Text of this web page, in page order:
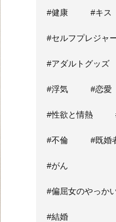
#健康 #キス
#セルフプレジャ
#アダルトグッズ
#浮気 #恋愛
#性欲と情熱
#不倫 #既婚
#がん
#偏屈女のやっか
#結婚